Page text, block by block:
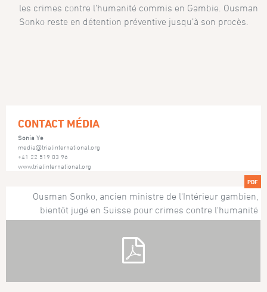
les crimes contre l’humanité commis en Gambie. Ousman
Sonko reste en détention préventive jusqu’à son procès.
CONTACT MÉDIA
Sonia Ye
media@trialinternational.org
+41 22 519 03 96
www.trialinternational.org
PDF
Ousman Sonko, ancien ministre de l'Intérieur gambien,
bientôt jugé en Suisse pour crimes contre l'humanité